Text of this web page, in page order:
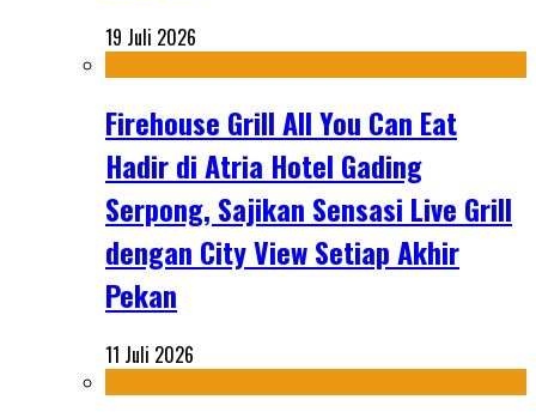
19 Juli 2026
Firehouse Grill All You Can Eat
Hadir di Atria Hotel Gading
Serpong, Sajikan Sensasi Live Grill
dengan City View Setiap Akhir
Pekan
11 Juli 2026